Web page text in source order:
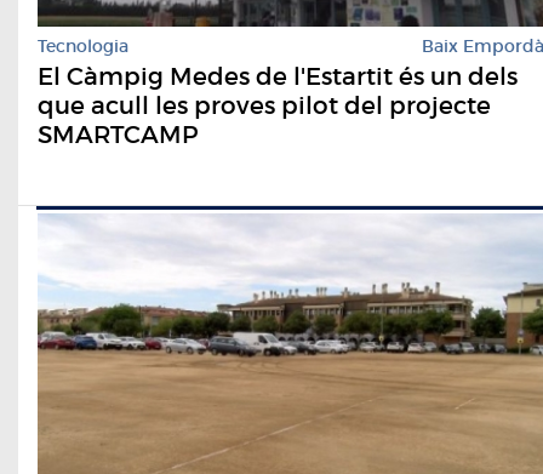
Tecnologia Baix Empordà
El Càmpig Medes de l'Estartit és un dels
que acull les proves pilot del projecte
SMARTCAMP